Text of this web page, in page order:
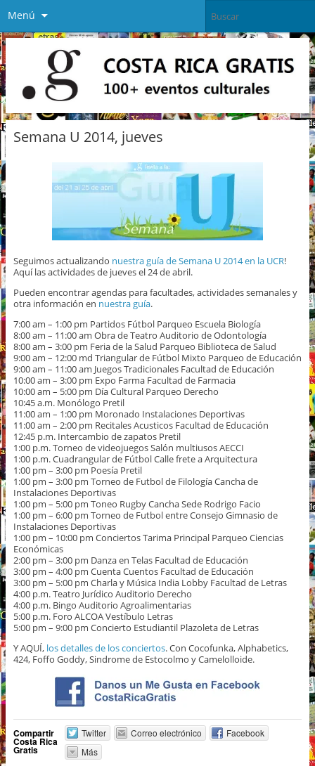
Menú
Semana U 2014, jueves
Seguimos actualizando nuestra guía de Semana U 2014 en la UCR!
Aquí las actividades de jueves el 24 de abril.
Pueden encontrar agendas para facultades, actividades semanales y
otra información en nuestra guía.
7:00 am – 1:00 pm Partidos Fútbol Parqueo Escuela Biología
8:00 am – 11:00 am Obra de Teatro Auditorio de Odontología
8:00 am – 3:00 pm Feria de la Salud Parqueo Biblioteca de Salud
9:00 am – 12:00 md Triangular de Fútbol Mixto Parqueo de Educación
9:00 am – 11:00 am Juegos Tradicionales Facultad de Educación
10:00 am – 3:00 pm Expo Farma Facultad de Farmacia
10:00 am – 5:00 pm Día Cultural Parqueo Derecho
10:45 a.m. Monólogo Pretil
11:00 am – 1:00 pm Moronado Instalaciones Deportivas
11:00 am – 2:00 pm Recitales Acusticos Facultad de Educación
12:45 p.m. Intercambio de zapatos Pretil
1:00 p.m. Torneo de videojuegos Salón multiusos AECCI
1:00 p.m. Cuadrangular de Fútbol Calle frete a Arquitectura
1:00 pm – 3:00 pm Poesía Pretil
1:00 pm – 3:00 pm Torneo de Futbol de Filología Cancha de
Instalaciones Deportivas
1:00 pm – 5:00 pm Toneo Rugby Cancha Sede Rodrigo Facio
1:00 pm – 6:00 pm Torneo de Futbol entre Consejo Gimnasio de
Instalaciones Deportivas
1:00 pm – 10:00 pm Conciertos Tarima Principal Parqueo Ciencias
Económicas
2:00 pm – 3:00 pm Danza en Telas Facultad de Educación
3:00 pm – 4:00 pm Cuenta Cuentos Facultad de Educación
3:00 pm – 5:00 pm Charla y Música India Lobby Facultad de Letras
4:00 p.m. Teatro Jurídico Auditorio Derecho
4:00 p.m. Bingo Auditorio Agroalimentarias
5:00 p.m. Foro ALCOA Vestíbulo Letras
5:00 pm – 9:00 pm Concierto Estudiantil Plazoleta de Letras
Y AQUÍ, los detalles de los conciertos. Con Cocofunka, Alphabetics,
424, Foffo Goddy, Sindrome de Estocolmo y Camelolloide.
Compartir
Costa Rica
Gratis
Twitter Correo electrónico
Facebook
Más